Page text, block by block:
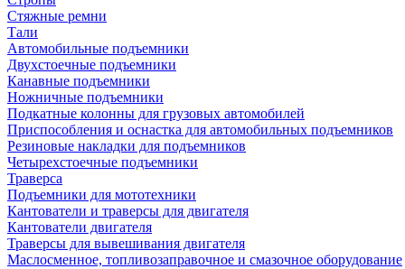
Стяжные ремни
Тали
Автомобильные подъемники
Двухстоечные подъемники
Канавные подъемники
Ножничные подъемники
Подкатные колонны для грузовых автомобилей
Приспособления и оснастка для автомобильных подъемников
Резиновые накладки для подъемников
Четырехстоечные подъемники
Траверса
Подъемники для мототехники
Кантователи и траверсы для двигателя
Кантователи двигателя
Траверсы для вывешивания двигателя
Маслосменное, топливозаправочное и смазочное оборудование